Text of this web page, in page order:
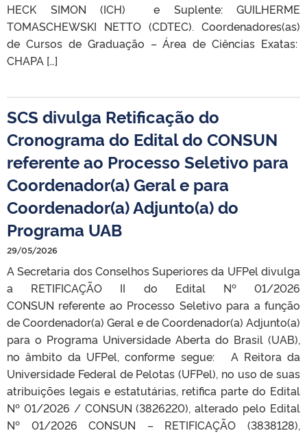
HECK SIMON (ICH) e Suplente: GUILHERME
TOMASCHEWSKI NETTO (CDTEC). Coordenadores(as)
de Cursos de Graduação – Área de Ciências Exatas:
CHAPA […]
SCS divulga Retificação do
Cronograma do Edital do CONSUN
referente ao Processo Seletivo para
Coordenador(a) Geral e para
Coordenador(a) Adjunto(a) do
Programa UAB
29/05/2026
A Secretaria dos Conselhos Superiores da UFPel divulga
a RETIFICAÇÃO II do Edital Nº 01/2026
CONSUN referente ao Processo Seletivo para a função
de Coordenador(a) Geral e de Coordenador(a) Adjunto(a)
para o Programa Universidade Aberta do Brasil (UAB),
no âmbito da UFPel, conforme segue: A Reitora da
Universidade Federal de Pelotas (UFPel), no uso de suas
atribuições legais e estatutárias, retifica parte do Edital
Nº 01/2026 / CONSUN (3826220), alterado pelo Edital
Nº 01/2026 CONSUN – RETIFICAÇÃO (3838128),